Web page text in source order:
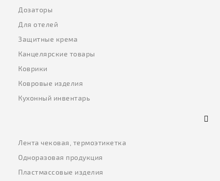
Дозаторы
Для отелей
Защитные крема
Канцелярские товары
Коврики
Ковровые изделия
Кухонный инвентарь
Лента чековая, термоэтикетка
Одноразовая продукция
Пластмассовые изделия